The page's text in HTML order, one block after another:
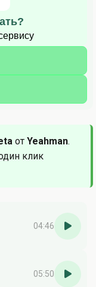
от Yeahman.
клик
04:46
05:50